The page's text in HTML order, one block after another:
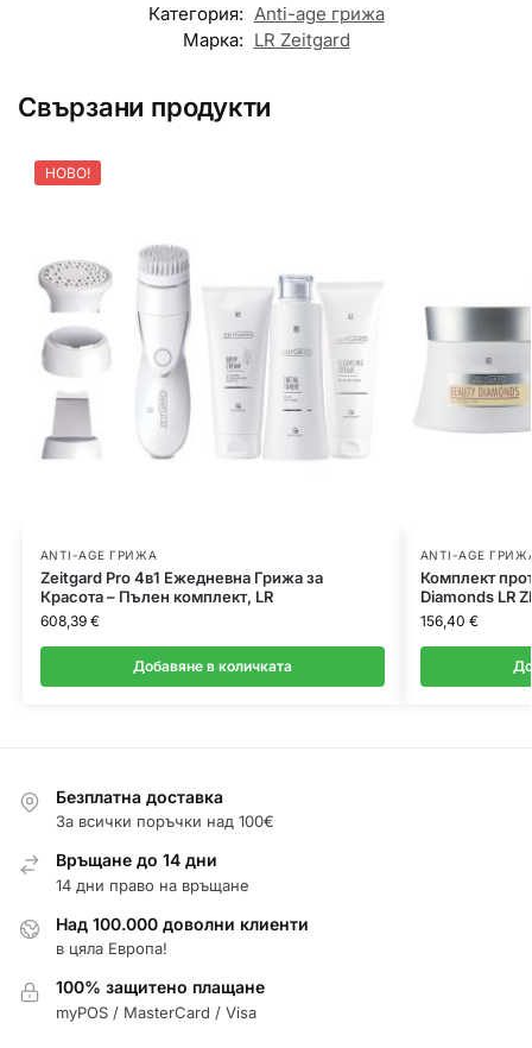
Категория: Anti-age грижа
Марка: LR Zeitgard
Свързани продукти
НОВО!
ANTI-AGE ГРИЖА
Zeitgard Pro 4в1 Ежедневна Грижа за
Красота – Пълен комплект, LR
608,39 €
Добавяне в количката
ANTI-AGE
Комплект
Diamonds LR
156,40 €
Безплатна доставка
За всички поръчки над 100€
Връщане до 14 дни
14 дни право на връщане
Над 100.000 доволни клиенти
в цяла Европа!
100% защитено плащане
myPOS / MasterCard / Visa